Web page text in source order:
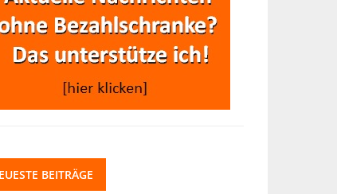
BEITRÄGE